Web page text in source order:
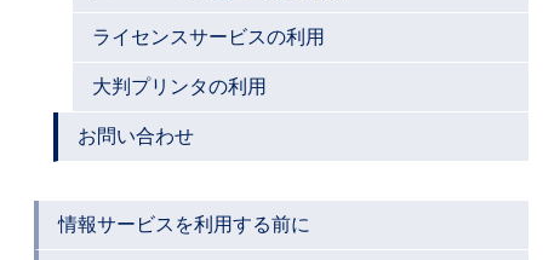
ライセンスサービスの利用
大判プリンタの利用
お問い合わせ
情報サービスを利用する前に